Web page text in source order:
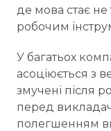
де мова стає
робочим
У багатьох
асоціюється з
змучені після
перед
полегшенням